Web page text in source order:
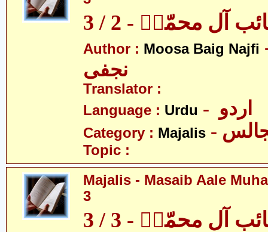
آل محمّدؑ - 2 / 3
Author : Moosa Baig Najfi
نجفی
Translator :
Language : Urdu
Category : Majalis
Topic :
Majalis - Masaib Aale
3
آل محمّدؑ - 3 / 3